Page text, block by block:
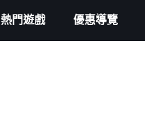
熱門遊戲 優惠導覽